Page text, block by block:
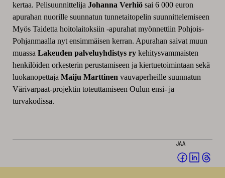
kertaa. Pelisuunnittelija Johanna Verhiösai 6 000 euron
apurahan nuorille suunnatun tunnetaitopelin suunnittelemiseen
Myös Taidetta hoitolaitoksiin -apurahat myönnettiin Pohjois-
Pohjanmaalla nyt ensimmäisen kerran. Apurahan saivat muun
muassa Lakeuden palveluyhdistys ry kehitysvammaisten
henkilöiden orkesterin perustamiseen ja kiertuetoimintaan sekä
luokanopettaja Maiju Marttinen vauvaperheille suunnatun
Värivarpaat-projektin toteuttamiseen Oulun ensi- ja
turvakodissa.
JAA
Jaa Jaa